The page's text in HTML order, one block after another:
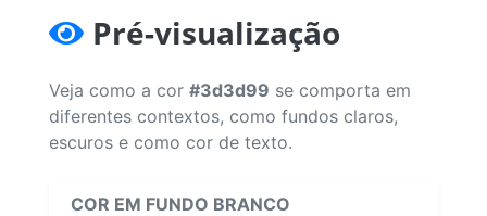
Pré-visualização
Veja como a cor #3d3d99 se comporta em
diferentes contextos, como fundos claros,
escuros e como cor de texto.
COR EM FUNDO BRANCO